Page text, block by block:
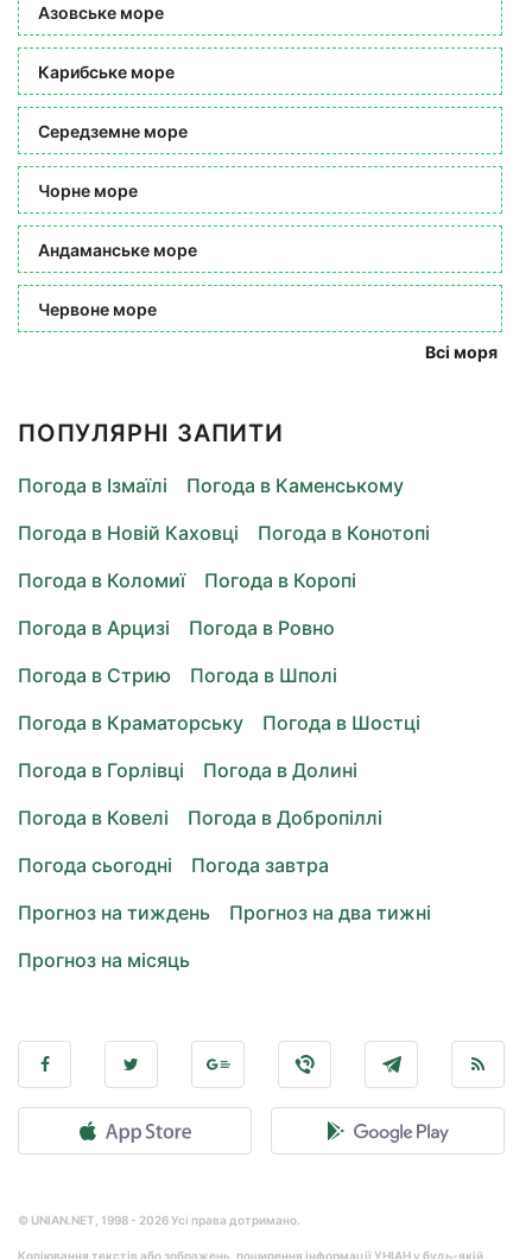
Азовське море
Карибське море
Середземне море
Чорне море
Андаманське море
Червоне море
Всі моря
ПОПУЛЯРНІ ЗАПИТИ
Погода в Ізмаїлі
Погода в Каменському
Погода в Новій Каховці
Погода в Конотопі
Погода в Коломиї
Погода в Коропі
Погода в Арцизі
Погода в Ровно
Погода в Стрию
Погода в Шполі
Погода в Краматорську
Погода в Шостці
Погода в Горлівці
Погода в Долині
Погода в Ковелі
Погода в Добропіллі
Погода сьогодні
Погода завтра
Прогноз на тиждень
Прогноз на два тижні
Прогноз на місяць
© UNIAN.NET, 1998 - 2026 Усі права дотримано.
Копіювання текстів або зображень, поширення інформації УНІАН у будь-якій